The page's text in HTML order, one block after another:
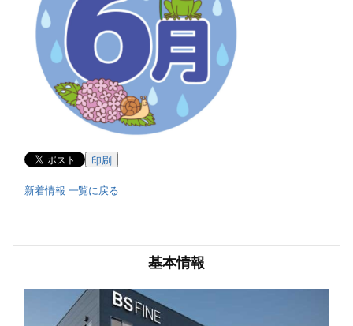
印刷
新着情報 一覧に戻る
基本情報